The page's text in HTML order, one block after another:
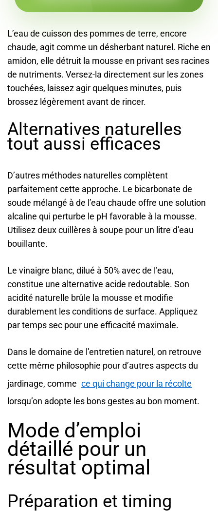
L’eau de cuisson des pommes de terre, encore
chaude, agit comme un désherbant naturel. Riche en
amidon, elle détruit la mousse en privant ses racines
de nutriments. Versez-la directement sur les zones
touchées, laissez agir quelques minutes, puis
brossez légèrement avant de rincer.
Alternatives naturelles
tout aussi efficaces
D’autres méthodes naturelles complètent
parfaitement cette approche. Le bicarbonate de
soude mélangé à de l’eau chaude offre une solution
alcaline qui perturbe le pH favorable à la mousse.
Utilisez deux cuillères à soupe pour un litre d’eau
bouillante.
Le vinaigre blanc, dilué à 50% avec de l’eau,
constitue une alternative acide redoutable. Son
acidité naturelle brûle la mousse et modifie
durablement les conditions de surface. Appliquez
par temps sec pour une efficacité maximale.
Dans le domaine de l’entretien naturel, on retrouve
cette même philosophie pour d’autres aspects du
jardinage, comme ce qui change pour la récolte
lorsqu’on adopte les bons gestes au bon moment.
Mode d’emploi
détaillé pour un
résultat optimal
Préparation et timing